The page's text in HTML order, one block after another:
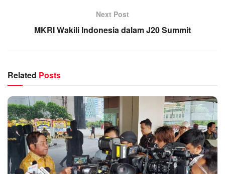
Next Post
MKRI Wakili Indonesia dalam J20 Summit
Related Posts